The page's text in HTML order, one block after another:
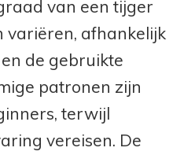
van een tijger
variëren, afhankelijk
de gebruikte
patronen zijn
terwijl
vereisen. De